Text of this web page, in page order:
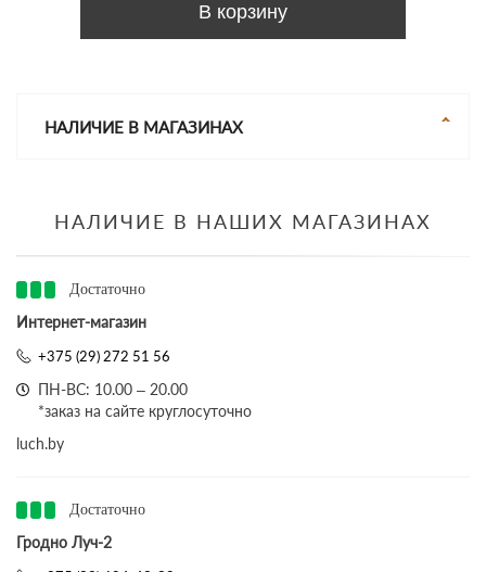
В корзину
НАЛИЧИЕ В МАГАЗИНАХ
НАЛИЧИЕ В НАШИХ МАГАЗИНАХ
Достаточно
Интернет-магазин
+375 (29) 272 51 56
ПН-ВС: 10.00 – 20.00
*заказ на сайте круглосуточно
luch.by
Достаточно
Гродно Луч-2